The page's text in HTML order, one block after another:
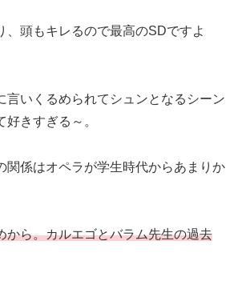
、頭もキレるので最高のSDですよ
言いくるめられてシュンとなるシーン
きすぎる～。
関係はオペラが学生時代からあまりか
から。カルエゴとバラム先生の過去